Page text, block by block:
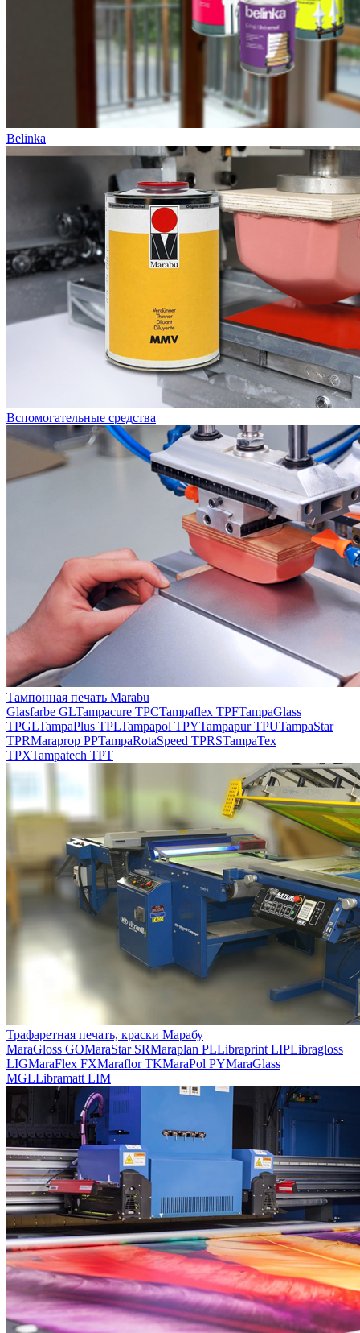
Belinka
Вспомогательные средства
Тампонная печать Marabu
Glasfarbe GLTampacure TPCTampaflex TPFTampaGlass
TPGLTampaPlus TPLTampapol TPYTampapur TPUTampaStar
TPRMaraprop PPTampaRotaSpeed TPRSTampaTex
TPXTampatech TPT
Трафаретная печать, краски Марабу
MaraGloss GOMaraStar SRMaraplan PLLibraprint LIPLibragloss
LIGMaraFlex FXMaraflor TKMaraPol PYMaraGlass
MGLLibramatt LIM